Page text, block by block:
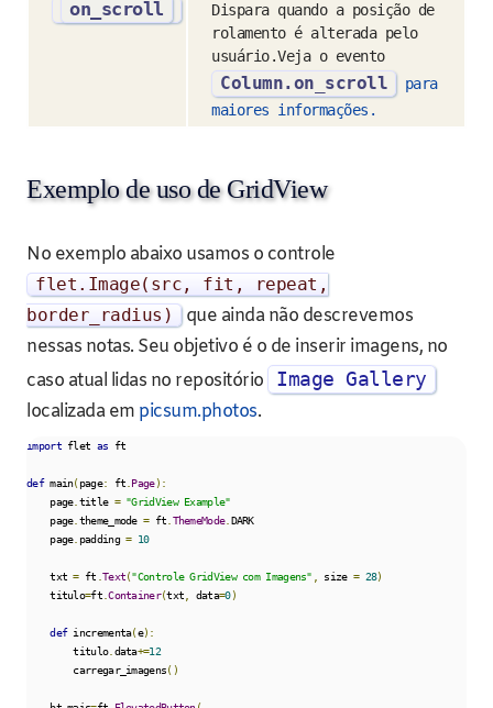
on_scroll
Dispara quando a posição de
rolamento é alterada pelo
usuário.Veja o evento
Column.on_scroll
para
maiores informações.
Exemplo de uso de GridView
No exemplo abaixo usamos o controle
flet . Image( src, fit , repeat ,
border_radius ) que ainda não descrevemos
nessas notas. Seu objetivo é o de inserir imagens, no
caso atual lidas no repositório
Image Gallery
localizada em picsum.photos.
import flet as ft
def main(page: ft Page):
    page
. title = "GridView Example"
    page
. theme_mode = ft ThemeMode. DARK
    page
. padding = 10
    txt
= ft Text("Controle GridView com Imagens" size = 28)
    titulo
=ft.Container(txt data=0)
def incrementa(e):
        titulo
. data+=12
        carregar_imagens
()